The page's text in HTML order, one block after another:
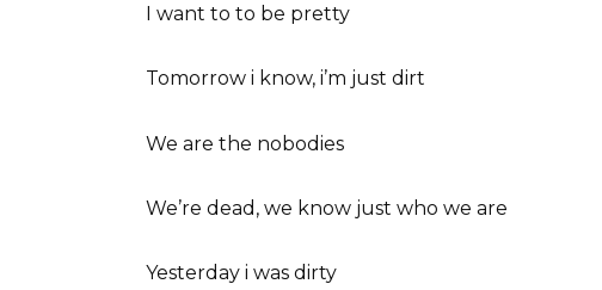
I want to to be pretty
Tomorrow i know, i’m just dirt
We are the nobodies
We’re dead, we know just who we are
Yesterday i was dirty